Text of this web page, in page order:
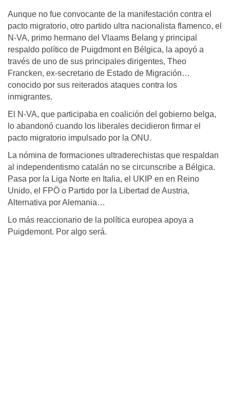
Aunque no fue convocante de la manifestación contra el
pacto migratorio, otro partido ultra nacionalista flamenco, el
N-VA, primo hermano del Vlaams Belang y principal
respaldo político de Puigdmont en Bélgica, la apoyó a
través de uno de sus principales dirigentes, Theo
Francken, ex-secretario de Estado de Migración…
conocido por sus reiterados ataques contra los
inmigrantes.
El N-VA, que participaba en coalición del gobierno belga,
lo abandonó cuando los liberales decidieron firmar el
pacto migratorio impulsado por la ONU.
La nómina de formaciones ultraderechistas que respaldan
al independentismo catalán no se circunscribe a Bélgica.
Pasa por la Liga Norte en Italia, el UKIP en en Reino
Unido, el FPÖ o Partido por la Libertad de Austria,
Alternativa por Alemania…
Lo más reaccionario de la política europea apoya a
Puigdemont. Por algo será.